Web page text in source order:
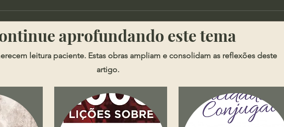
possessões na doutrina
cristã?
Segurança Pública
aprofundando este tema
leitura paciente. Estas obras ampliam e consolidam as reflexões deste
artigo.